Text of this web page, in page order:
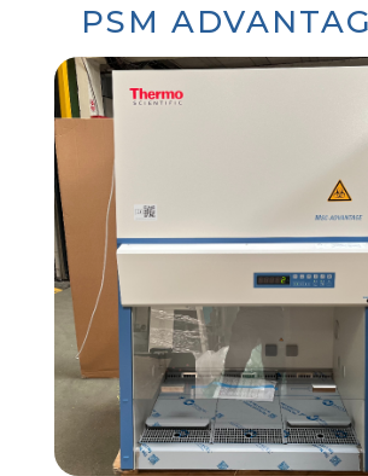
PSM